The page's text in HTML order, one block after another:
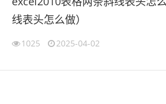
线表头怎么做）
1025 2025-04-02